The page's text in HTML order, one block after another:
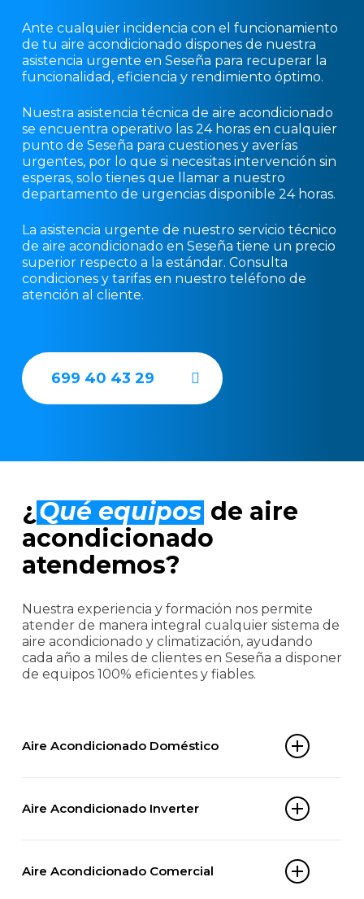
Ante cualquier incidencia con el funcionamiento
de tu aire acondicionado dispones de nuestra
asistencia urgente en Seseña para recuperar la
funcionalidad, eficiencia y rendimiento óptimo.
Nuestra asistencia técnica de aire acondicionado
se encuentra operativo las 24 horas en cualquier
punto de Seseña para cuestiones y averías
urgentes, por lo que si necesitas intervención sin
esperas, solo tienes que llamar a nuestro
departamento de urgencias disponible 24 horas.
La asistencia urgente de nuestro servicio técnico
de aire acondicionado en Seseña tiene un precio
superior respecto a la estándar. Consulta
condiciones y tarifas en nuestro teléfono de
atención al cliente.
699 40 43 29
¿Qué equipos de aire
acondicionado
atendemos?
Nuestra experiencia y formación nos permite
atender de manera integral cualquier sistema de
aire acondicionado y climatización, ayudando
cada año a miles de clientes en Seseña a disponer
de equipos 100% eficientes y fiables.
Aire Acondicionado Doméstico
Multi-split
Cassette doméstico
Aire Acondicionado Inverter
Multi-split inverter
Aire Acondicionado Comercial